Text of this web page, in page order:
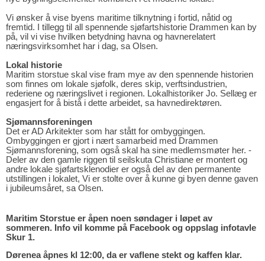
Vi ønsker å vise byens maritime tilknytning i fortid, nåtid og
fremtid. I tillegg til all spennende sjøfartshistorie Drammen kan by
på, vil vi vise hvilken betydning havna og havnerelatert
næringsvirksomhet har i dag, sa Olsen.
Lokal historie
Maritim storstue skal vise fram mye av den spennende historien
som finnes om lokale sjøfolk, deres skip, verftsindustrien,
rederiene og næringslivet i regionen. Lokalhistoriker Jo. Sellæg er
engasjert for å bistå i dette arbeidet, sa havnedirektøren.
Sjømannsforeningen
Det er AD Arkitekter som har stått for ombyggingen.
Ombyggingen er gjort i nært samarbeid med Drammen
Sjømannsforening, som også skal ha sine medlemsmøter her. -
Deler av den gamle riggen til seilskuta Christiane er montert og
andre lokale sjøfartsklenodier er også del av den permanente
utstillingen i lokalet, Vi er stolte over å kunne gi byen denne gaven
i jubileumsåret, sa Olsen.
Maritim Storstue er åpen noen søndager i løpet av
sommeren. Info vil komme på Facebook og oppslag infotavle
Skur 1.
Dørenea åpnes kl 12:00, da er vaflene stekt og kaffen klar.